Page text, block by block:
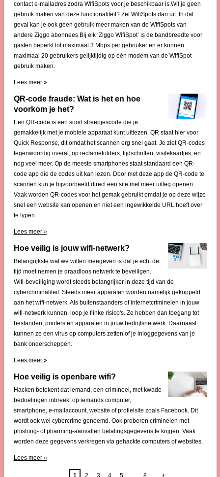
contact e-mailadres zodra WifiSpots voor je beschikbaar is.Wil je geen
gebruik maken van deze functionaliteit? Zet WifiSpots dan uit. In dat
geval kan je ook geen gebruik meer maken van de WifiSpots van
andere Ziggo abonnees.Bij elk ‘Ziggo WifiSpot’ is de bandbreedte voor
gasten beperkt tot maximaal 3 Mbps per gebruiker en er kunnen
maximaal 20 gebruikers gelijktijdig op één modem van de WifiSpot
gebruik maken.
Lees meer »
QR-code fraude: Wat is het en hoe
voorkom je het?
Een QR-code is een soort streepjescode die je
gemakkelijk met je mobiele apparaat kunt uitlezen. QR staat hier voor
Quick Response, dit omdat het scannen erg snel gaat. Je ziet QR-codes
tegenwoordig overal, op reclamefolders, tijdschriften, visitekaartjes, en
nog veel meer. Op de meeste smartphones staat standaard een QR-
code app die de codes uit kan lezen. Door met deze app de QR-code te
scannen kun je bijvoorbeeld direct een site met meer uitleg openen.
Vaak worden QR-codes voor het gemak gebruikt omdat je op deze wijze
snel een website kan openen en niet een ingewikkelde URL hoeft over
te typen.
Lees meer »
Hoe veilig is jouw wifi-netwerk?
Belangrijkste wat we willen meegeven is dat je echt de
tijd moet nemen je draadloos netwerk te beveiligen.
Wifi-beveiliging wordt steeds belangrijker in deze tijd van de
cybercriminaliteit. Steeds meer apparaten worden namelijk gekoppeld
aan het wifi-netwerk. Als buitenstaanders of internetcriminelen in jouw
wifi-netwerk kunnen, loop je flinke risico's. Ze hebben dan toegang tot
bestanden, printers en apparaten in jouw bedrijfsnetwerk. Daarnaast
kunnen ze een virus op computers zetten of je inloggegevens van je
bank onderscheppen.
Lees meer »
Hoe veilig is openbare wifi?
Hacken betekent dat iemand, een crimineel, met kwade
bedoelingen inbreekt op iemands computer,
smartphone, e-mailaccount, website of profielsite zoals Facebook. Dit
wordt ook wel cybercrime genoemd. Ook proberen criminelen met
phishing- of pharming-aanvallen betalingsgegevens te krijgen. Vaak
worden deze gegevens verkregen via gehackte computers of websites.
Lees meer »
1 2 3 4 5 8